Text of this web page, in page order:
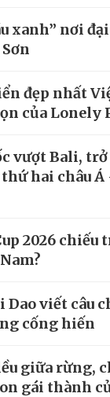
xanh” nơi
đẹp nhất
của Lonely
vượt Bali,
thứ hai châu
2026 chiếu
Dao viết câu
cống hiến
giữa rừng,
gái thành